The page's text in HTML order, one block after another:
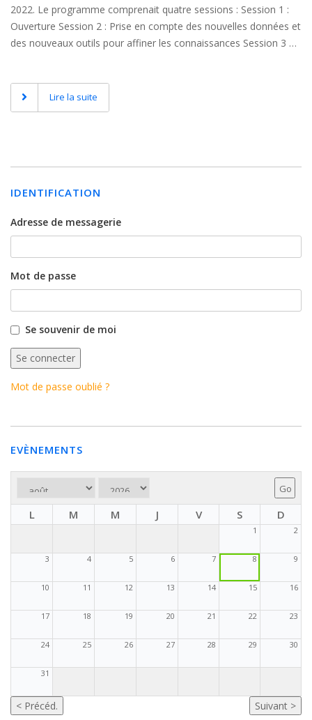
2022. Le programme comprenait quatre sessions : Session 1 :
Ouverture Session 2 : Prise en compte des nouvelles données et
des nouveaux outils pour affiner les connaissances Session 3 …
Lire la suite
IDENTIFICATION
Adresse de messagerie
Mot de passe
Se souvenir de moi
Mot de passe oublié ?
EVÈNEMENTS
L M M J V S D
1 2
3 4 5 6 7 8 9
10 11 12 13 14 15 16
17 18 19 20 21 22 23
24 25 26 27 28 29 30
31